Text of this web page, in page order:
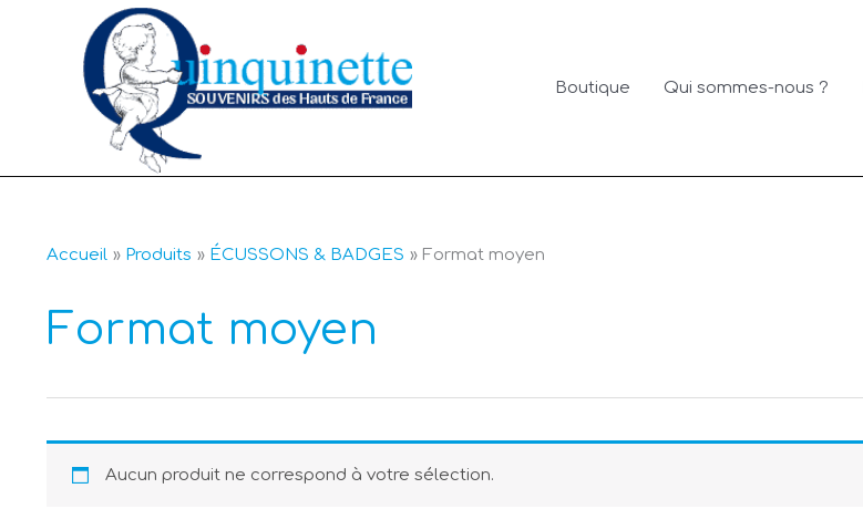
Boutique Qui sommes-nous ?
Accueil Produits ÉCUSSONS & BADGES Format moyen
Format moyen
Aucun produit ne correspond à votre sélection.